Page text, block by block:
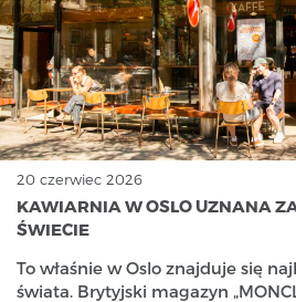
20 czerwiec 2026
KAWIARNIA W OSLO UZNANA
ŚWIECIE
To właśnie w Oslo znajduje się
świata. Brytyjski magazyn